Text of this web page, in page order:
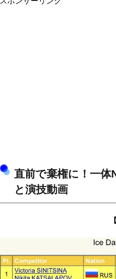
直前で棄権に！一
と演技動画